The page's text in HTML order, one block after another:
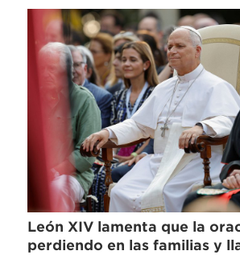
León XIV lamenta que la
perdiendo en las familias y